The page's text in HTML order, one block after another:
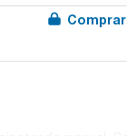
Comprar